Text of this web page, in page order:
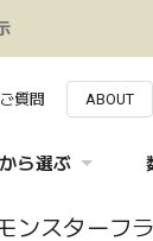
質問 ABOUT
ら選ぶ
ンスターフ